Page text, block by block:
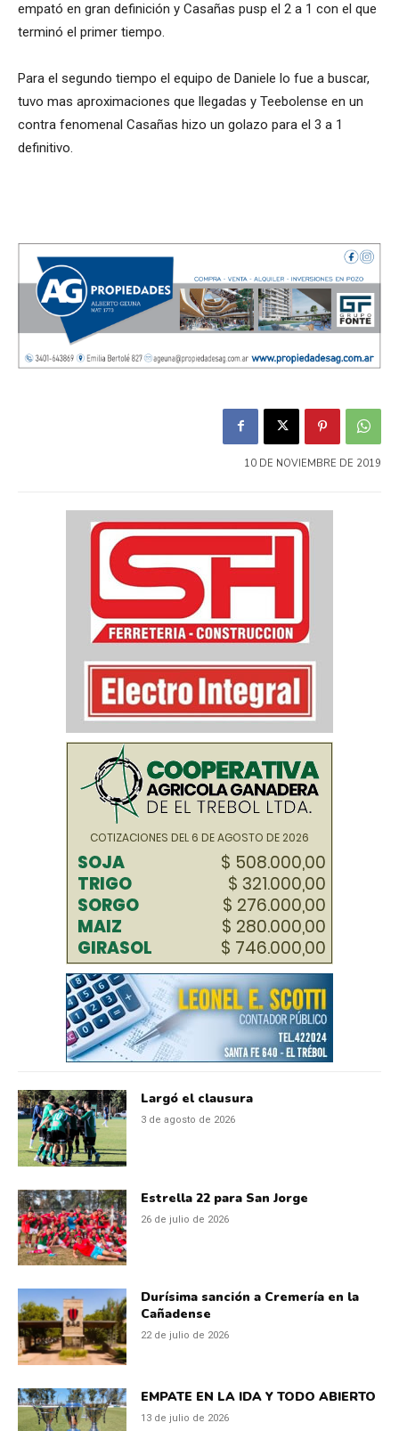
empató en gran definición y Casañas pusp el 2 a 1 con el que
terminó el primer tiempo.
Para el segundo tiempo el equipo de Daniele lo fue a buscar,
tuvo mas aproximaciones que llegadas y Teebolense en un
contra fenomenal Casañas hizo un golazo para el 3 a 1
definitivo.
10 DE NOVIEMBRE DE 2019
Largó el clausura
3 de agosto de 2026
Estrella 22 para San Jorge
26 de julio de 2026
Durísima sanción a Cremería en la
Cañadense
22 de julio de 2026
EMPATE EN LA IDA Y TODO ABIERTO
13 de julio de 2026